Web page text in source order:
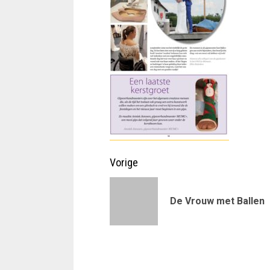
Doorgaan
Vorige
De Vrouw met Ballen